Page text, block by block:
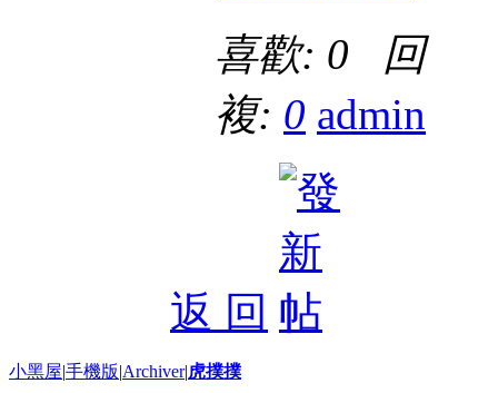
喜歡: 0 回
複: 0 admin
返 回
小黑屋|手機版|Archiver|虎撲撲